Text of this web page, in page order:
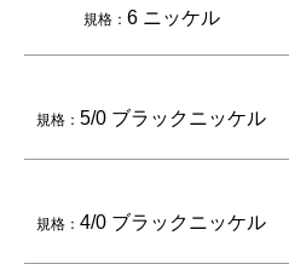
規格： 6 ニッケル
規格： 5/0 ブラックニッケル
規格： 4/0 ブラックニッケル